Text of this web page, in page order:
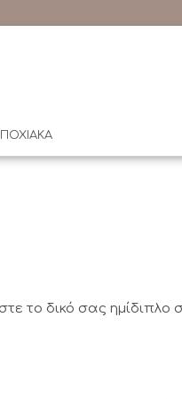
δικό σας ημίδιπλο